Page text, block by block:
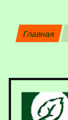
Главная